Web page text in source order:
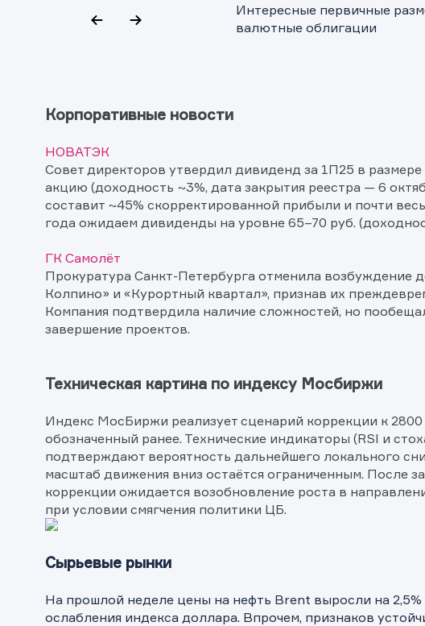
Интересные первичные
валютные облигации
Корпоративные новости
НОВАТЭК
Совет директоров утвердил дивиденд за 1П25 в размере
акцию (доходность ~3%, дата закрытия реестра — 6
составит ~45% скорректированной прибыли и почти
года ожидаем дивиденды на уровне 65–70 руб.
ГК Самолёт
Прокуратура Санкт-Петербурга отменила возбуждение
Колпино» и «Курортный квартал», признав их
Компания подтвердила наличие сложностей, но
завершение проектов.
Техническая картина по индексу Мосбиржи
Индекс МосБиржи реализует сценарий коррекции к 2800
обозначенный ранее. Технические индикаторы (RSI и
подтверждают вероятность дальнейшего локального
масштаб движения вниз остаётся ограниченным. После
коррекции ожидается возобновление роста в
при условии смягчения политики ЦБ.
Сырьевые рынки
На прошлой неделе цены на нефть Brent выросли на 2,5%
ослабления индекса доллара. Впрочем, признаков